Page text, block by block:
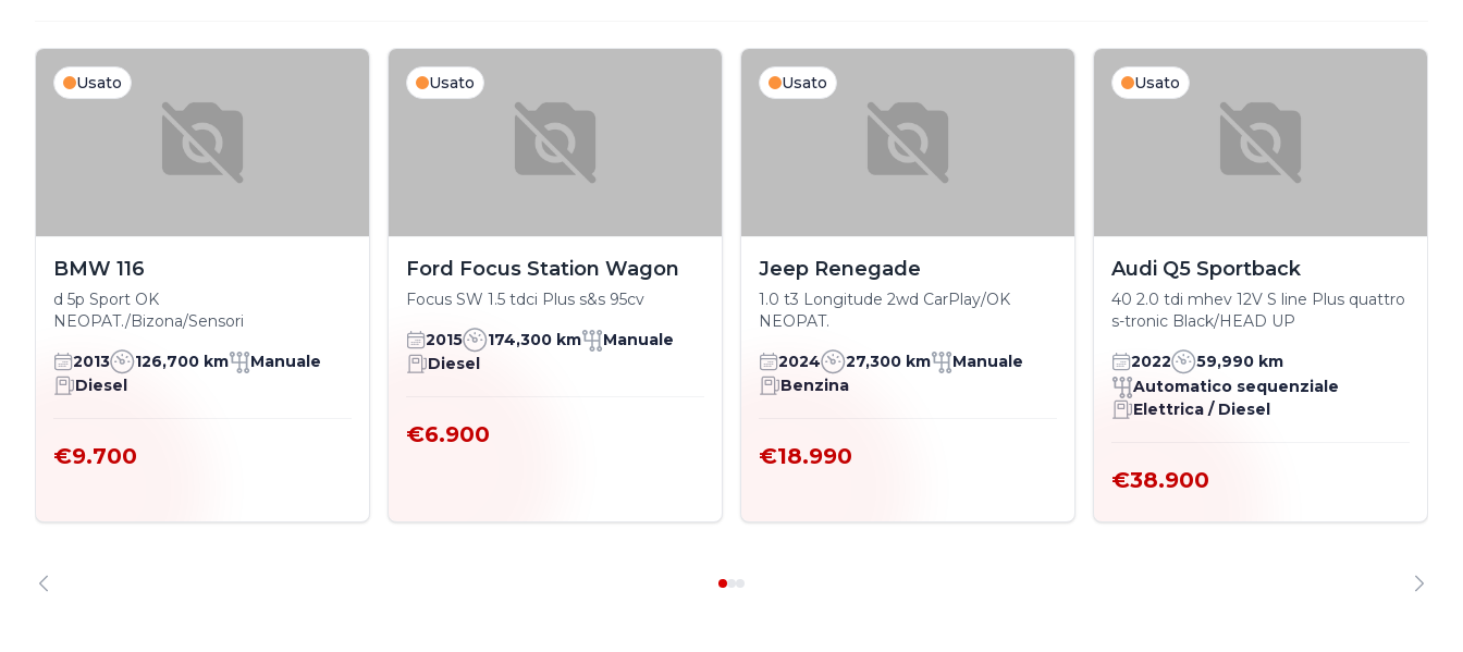
Usato
BMW 116
d 5p Sport OK
NEOPAT./Bizona/Sensori
2013 126,700 km
Manuale
Diesel
€9.700
Usato
Ford Focus Station Wagon
Focus SW 1.5 tdci Plus s&s 95cv
2015 174,300 km
Manuale
Diesel
€6.900
Usato
Jeep Renegade
1.0 t3 Longitude 2wd CarPlay/OK
NEOPAT.
2024 27,300 km
Manuale
Benzina
€18.990
Usato
Audi Q5 Sportback
40 2.0 tdi mhev 12V S line Plus quattro
s-tronic Black/HEAD UP
2022
59,990 km
Automatico sequenziale
Elettrica / Diesel
€38.900